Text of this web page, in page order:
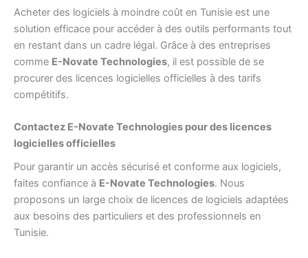
Acheter des logiciels à moindre coût en Tunisie est une
solution efficace pour accéder à des outils performants tout
en restant dans un cadre légal. Grâce à des entreprises
comme E-Novate Technologies, il est possible de se
procurer des licences logicielles officielles à des tarifs
compétitifs.
Contactez E-Novate Technologies pour des licences
logicielles officielles
Pour garantir un accès sécurisé et conforme aux logiciels,
faites confiance à E-Novate Technologies. Nous
proposons un large choix de licences de logiciels adaptées
aux besoins des particuliers et des professionnels en
Tunisie.